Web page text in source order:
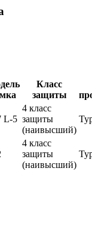
Класс
защиты
L-5
4 класс
защиты
(наивысший)
4 класс
защиты
(наивысший)